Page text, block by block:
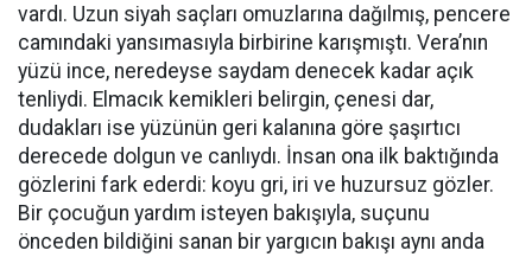
vardı. Uzun siyah saçları omuzlarına dağılmış, pencere
camındaki yansımasıyla birbirine karışmıştı. Vera’nın
yüzü ince, neredeyse saydam denecek kadar açık
tenliydi. Elmacık kemikleri belirgin, çenesi dar,
dudakları ise yüzünün geri kalanına göre şaşırtıcı
derecede dolgun ve canlıydı. İnsan ona ilk baktığında
gözlerini fark ederdi: koyu gri, iri ve huzursuz gözler.
Bir çocuğun yardım isteyen bakışıyla, suçunu
önceden bildiğini sanan bir yargıcın bakışı aynı anda